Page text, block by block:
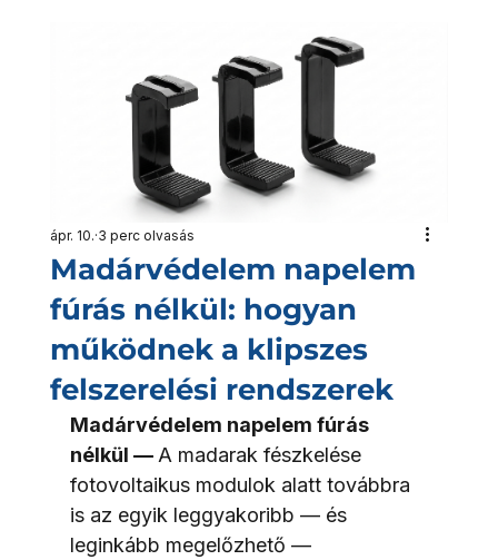
Madárvédelem napelem
fúrás nélkül: hogyan
működnek a klipszes
felszerelési rendszerek
ápr. 10. 3 perc olvasás
Madárvédelem napelem fúrás
nélkül — A madarak fészkelése
fotovoltaikus modulok alatt továbbra
is az egyik leggyakoribb — és
leginkább megelőzhető —